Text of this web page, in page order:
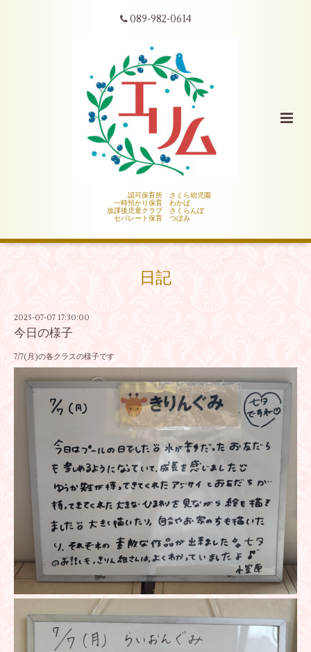
089-982-0614
認可保育所 さくら幼児園
一時預かり保育 わかば
放課後児童クラブ さくらんぼ
セパレート保育 つぼみ
日記
2025-07-07 17:30:00
今日の様子
7/7(月)の各クラスの様子です